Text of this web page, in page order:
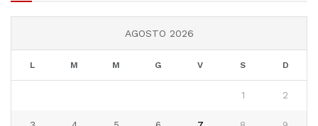
AGOSTO 2026
L M M G V S D
1 2